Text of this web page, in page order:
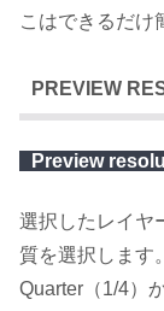
こはできるだけ
PREVIEW
Preview
選択したレイヤ
質を選択します
Quarter（1/4）